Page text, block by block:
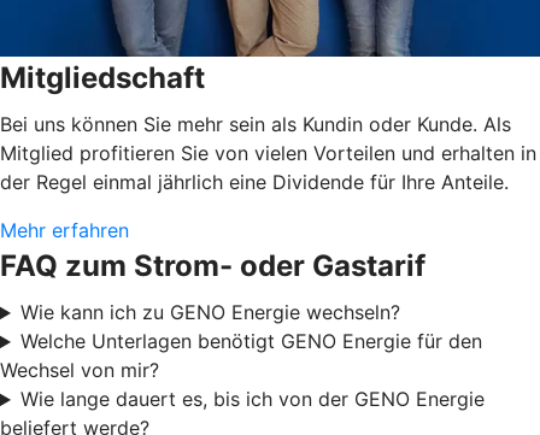
Mitgliedschaft
Bei uns können Sie mehr sein als Kundin oder Kunde. Als
Mitglied profitieren Sie von vielen Vorteilen und erhalten in
der Regel einmal jährlich eine Dividende für Ihre Anteile.
Mehr erfahren
FAQ zum Strom- oder Gastarif
Wie kann ich zu GENO Energie wechseln?
Welche Unterlagen benötigt GENO Energie für den
Wechsel von mir?
Wie lange dauert es, bis ich von der GENO Energie
beliefert werde?